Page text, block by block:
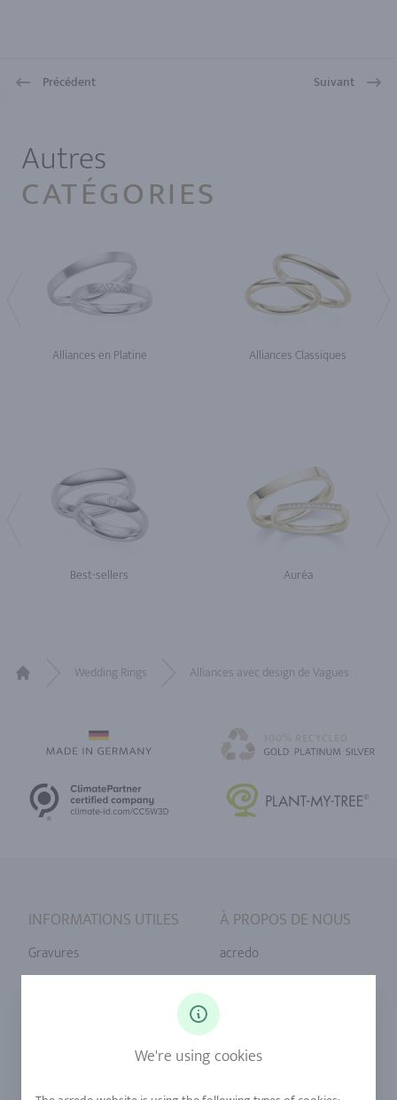
Précédent Suivant
Autres
CATÉGORIES
Alliances en Platine Alliances Classiques
Best-sellers Auréa
Wedding Rings Alliances avec design de Vagues
INFORMATIONS UTILES
Gravures
À PROPOS DE NOUS
acredo
Notre qualité
We're using cookies